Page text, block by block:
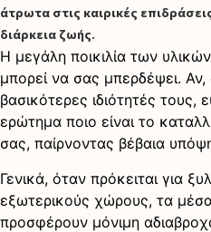
άτρωτα στις καιρικές
διάρκεια ζωής.
Η μεγάλη ποικιλία των
μπορεί να σας μπερδέψει. Αν,
βασικότερες ιδιότητές
ερώτημα ποιο είναι το
σας, παίρνοντας βέβαια
Γενικά, όταν πρόκειται για
εξωτερικούς χώρους, τα
προσφέρουν μόνιμη